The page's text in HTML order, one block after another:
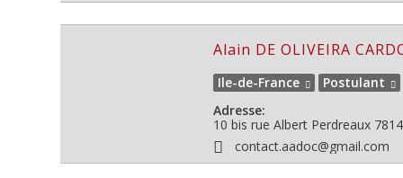
Alain DE OLIVEIRA
Ile-de-France
Postulant
Adresse:
10 bis rue Albert Perdreaux
contact.aadoc@gmail.com